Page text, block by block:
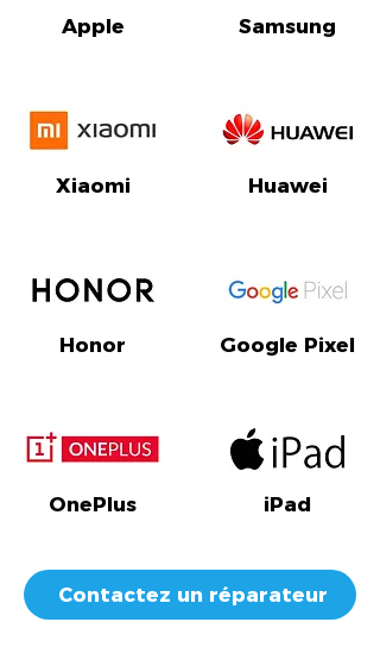
Apple
Xiaomi
Honor
OnePlus
Samsung
Huawei
Google Pixel
iPad
Contactez un réparateur